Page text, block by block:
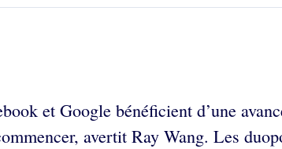
et Google bénéficient d’une
avertit Ray Wang. Les